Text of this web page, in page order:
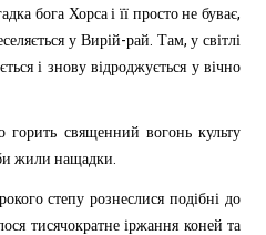
бога Хорса і її просто не буває,
у Вирій-рай. Там,у світлі
і знову відроджується у вічно
горить священний вогонь культу
жили нащадки.
степу рознеслися подібні до
тисячократне іржання коней та